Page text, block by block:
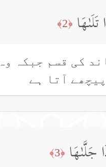
﴿2﴾
کی قسم جبکہ وہ
آتا ہے
جَلَّىٰهَا ﴿3﴾